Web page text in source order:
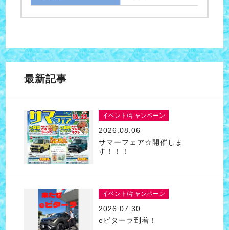
最新記事
イベント/キャンペーン
2026.08.06
サマーフェア☆開催しま
す！！！
イベント/キャンペーン
2026.07.30
eビターラ到着！